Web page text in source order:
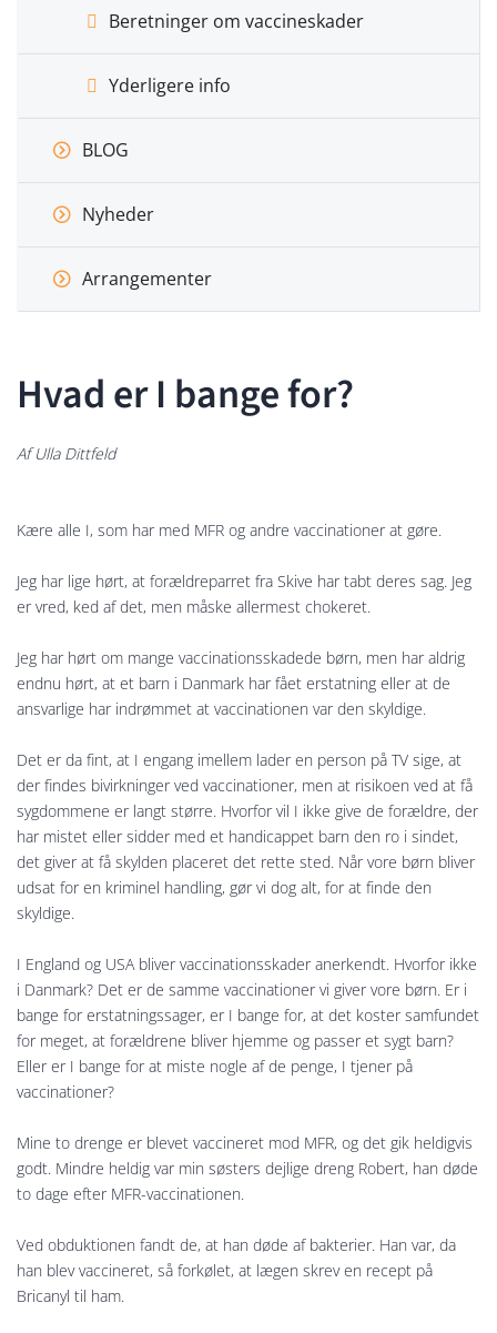
Beretninger om vaccineskader
Yderligere info
BLOG
Nyheder
Arrangementer
Hvad er I bange for?
Af Ulla Dittfeld
Kære alle I, som har med MFR og andre vaccinationer at gøre.
Jeg har lige hørt, at forældreparret fra Skive har tabt deres sag. Jeg
er vred, ked af det, men måske allermest chokeret.
Jeg har hørt om mange vaccinationsskadede børn, men har aldrig
endnu hørt, at et barn i Danmark har fået erstatning eller at de
ansvarlige har indrømmet at vaccinationen var den skyldige.
Det er da fint, at I engang imellem lader en person på TV sige, at
der findes bivirkninger ved vaccinationer, men at risikoen ved at få
sygdommene er langt større. Hvorfor vil I ikke give de forældre, der
har mistet eller sidder med et handicappet barn den ro i sindet,
det giver at få skylden placeret det rette sted. Når vore børn bliver
udsat for en kriminel handling, gør vi dog alt, for at finde den
skyldige.
I England og USA bliver vaccinationsskader anerkendt. Hvorfor ikke
i Danmark? Det er de samme vaccinationer vi giver vore børn. Er i
bange for erstatningssager, er I bange for, at det koster samfundet
for meget, at forældrene bliver hjemme og passer et sygt barn?
Eller er I bange for at miste nogle af de penge, I tjener på
vaccinationer?
Mine to drenge er blevet vaccineret mod MFR, og det gik heldigvis
godt. Mindre heldig var min søsters dejlige dreng Robert, han døde
to dage efter MFR-vaccinationen.
Ved obduktionen fandt de, at han døde af bakterier. Han var, da
han blev vaccineret, så forkølet, at lægen skrev en recept på
Bricanyl til ham.